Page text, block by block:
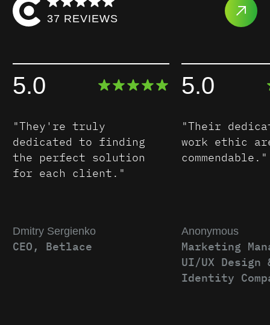
37 REVIEWS
5.0
"They're truly
dedicated to finding
the perfect solution
for each client."
Dmitry Sergienko
CEO, Betlace
5.0
"Their
work ethic
commendable."
Anonymous
Marketing
UI/UX Design
Identity